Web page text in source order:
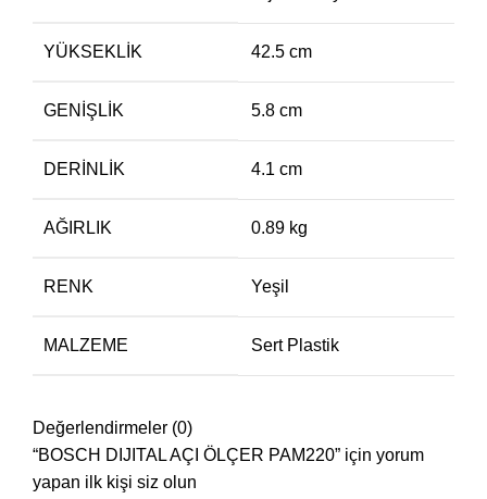
YÜKSEKLIK 42.5 cm
GENIŞLIK 5.8 cm
DERINLIK 4.1 cm
AĞIRLIK 0.89 kg
RENK Yeşil
MALZEME Sert Plastik
Değerlendirmeler (0)
“BOSCH DIJITAL AÇI ÖLÇER PAM220” için yorum
yapan ilk kişi siz olun